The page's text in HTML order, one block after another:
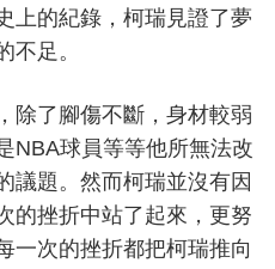
上的紀錄，柯瑞見證了夢
不足。
除了腳傷不斷，身材較弱
NBA球員等等他所無法改
議題。然而柯瑞並沒有因
的挫折中站了起來，更努
一次的挫折都把柯瑞推向